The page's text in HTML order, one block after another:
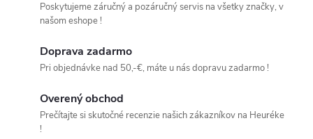
Poskytujeme záručný a pozáručný servis na všetky značky, v
našom eshope !
Doprava zadarmo
Pri objednávke nad 50,-€, máte u nás dopravu zadarmo !
Overený obchod
Prečítajte si skutočné recenzie našich zákazníkov na Heuréke
!